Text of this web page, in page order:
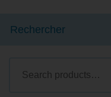
Rechercher